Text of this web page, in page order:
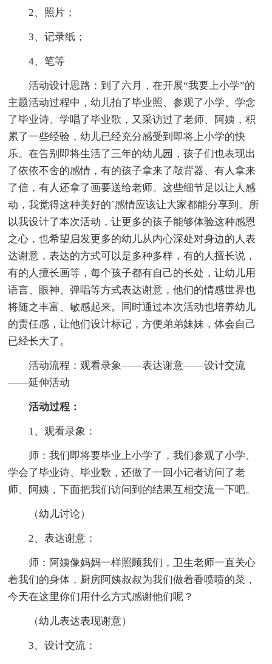
2、照片；
3、记录纸；
4、笔等
活动设计思路：到了六月，在开展“我要上小学”的
主题活动过程中，幼儿拍了毕业照、参观了小学、学念
了毕业诗、学唱了毕业歌，又采访过了老师、阿姨，积
累了一些经验，幼儿已经充分感受到即将上小学的快
乐。在告别即将生活了三年的幼儿园，孩子们也表现出
了依依不舍的感情，有的孩子拿来了敲背器、有人拿来
了信，有人还拿了画要送给老师。这些细节足以让人感
动，我觉得这种美好的`感情应该让大家都能分享到。所
以我设计了本次活动，让更多的孩子能够体验这种感恩
之心，也希望启发更多的幼儿从内心深处对身边的人表
达谢意，表达的方式可以是多种多样，有的人擅长说，
有的人擅长画等，每个孩子都有自己的长处，让幼儿用
语言、眼神、弹唱等方式表达谢意，他们的情感世界也
将随之丰富、敏感起来。同时通过本次活动也培养幼儿
的责任感，让他们设计标记，方便弟弟妹妹，体会自己
已经长大了。
活动流程：观看录象——表达谢意——设计交流
——延伸活动
活动过程：
1、观看录象：
师：我们即将要毕业上小学了，我们参观了小学、
学会了毕业诗、毕业歌，还做了一回小记者访问了老
师、阿姨，下面把我们访问到的结果互相交流一下吧。
（幼儿讨论）
2、表达谢意：
师：阿姨像妈妈一样照顾我们，卫生老师一直关心
着我们的身体，厨房阿姨叔叔为我们做着香喷喷的菜，
今天在这里你们用什么方式感谢他们呢？
（幼儿表达表现谢意）
3、设计交流：